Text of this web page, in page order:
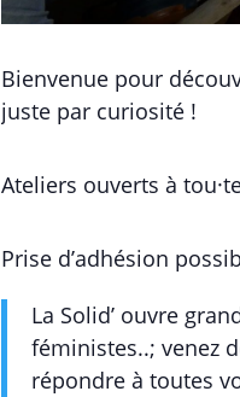
Bienvenue pour
juste par curiosité !
Ateliers ouverts à
Prise d’adhésion
La Solid’ ouvre
féministes..; venez
répondre à toutes